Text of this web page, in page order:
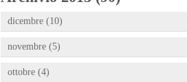
dicembre (10)
novembre (5)
ottobre (4)